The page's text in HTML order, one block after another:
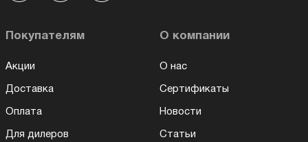
Покупателям
Акции
Доставка
Оплата
Для дилеров
О компании
О нас
Сертификаты
Новости
Статьи